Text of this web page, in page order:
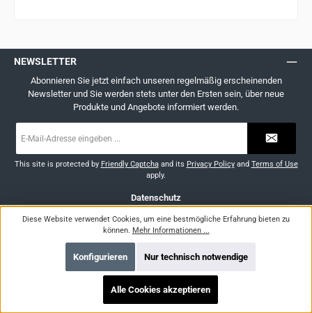
NEWSLETTER
Abonnieren Sie jetzt einfach unseren regelmäßig erscheinenden
Newsletter und Sie werden stets unter den Ersten sein, über neue
Produkte und Angebote informiert werden.
Mail-
*
This site is protected by Friendly Captchaand its Privacy Policyand Terms of Use
apply.
Datenschutz
gelesen und bin mit ihnen einverstanden.*
Ö: +43 (0)676 355 45 30
Diese Website verwendet Cookies, um eine bestmögliche Erfahrung bieten zu
können. Mehr Informationen ...
Nur technisch notwendige
Konfigurieren
Alle Cookies akzeptieren